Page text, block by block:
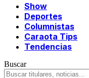
Show
Deportes
Columnistas
Caraota Tips
Tendencias
Buscar